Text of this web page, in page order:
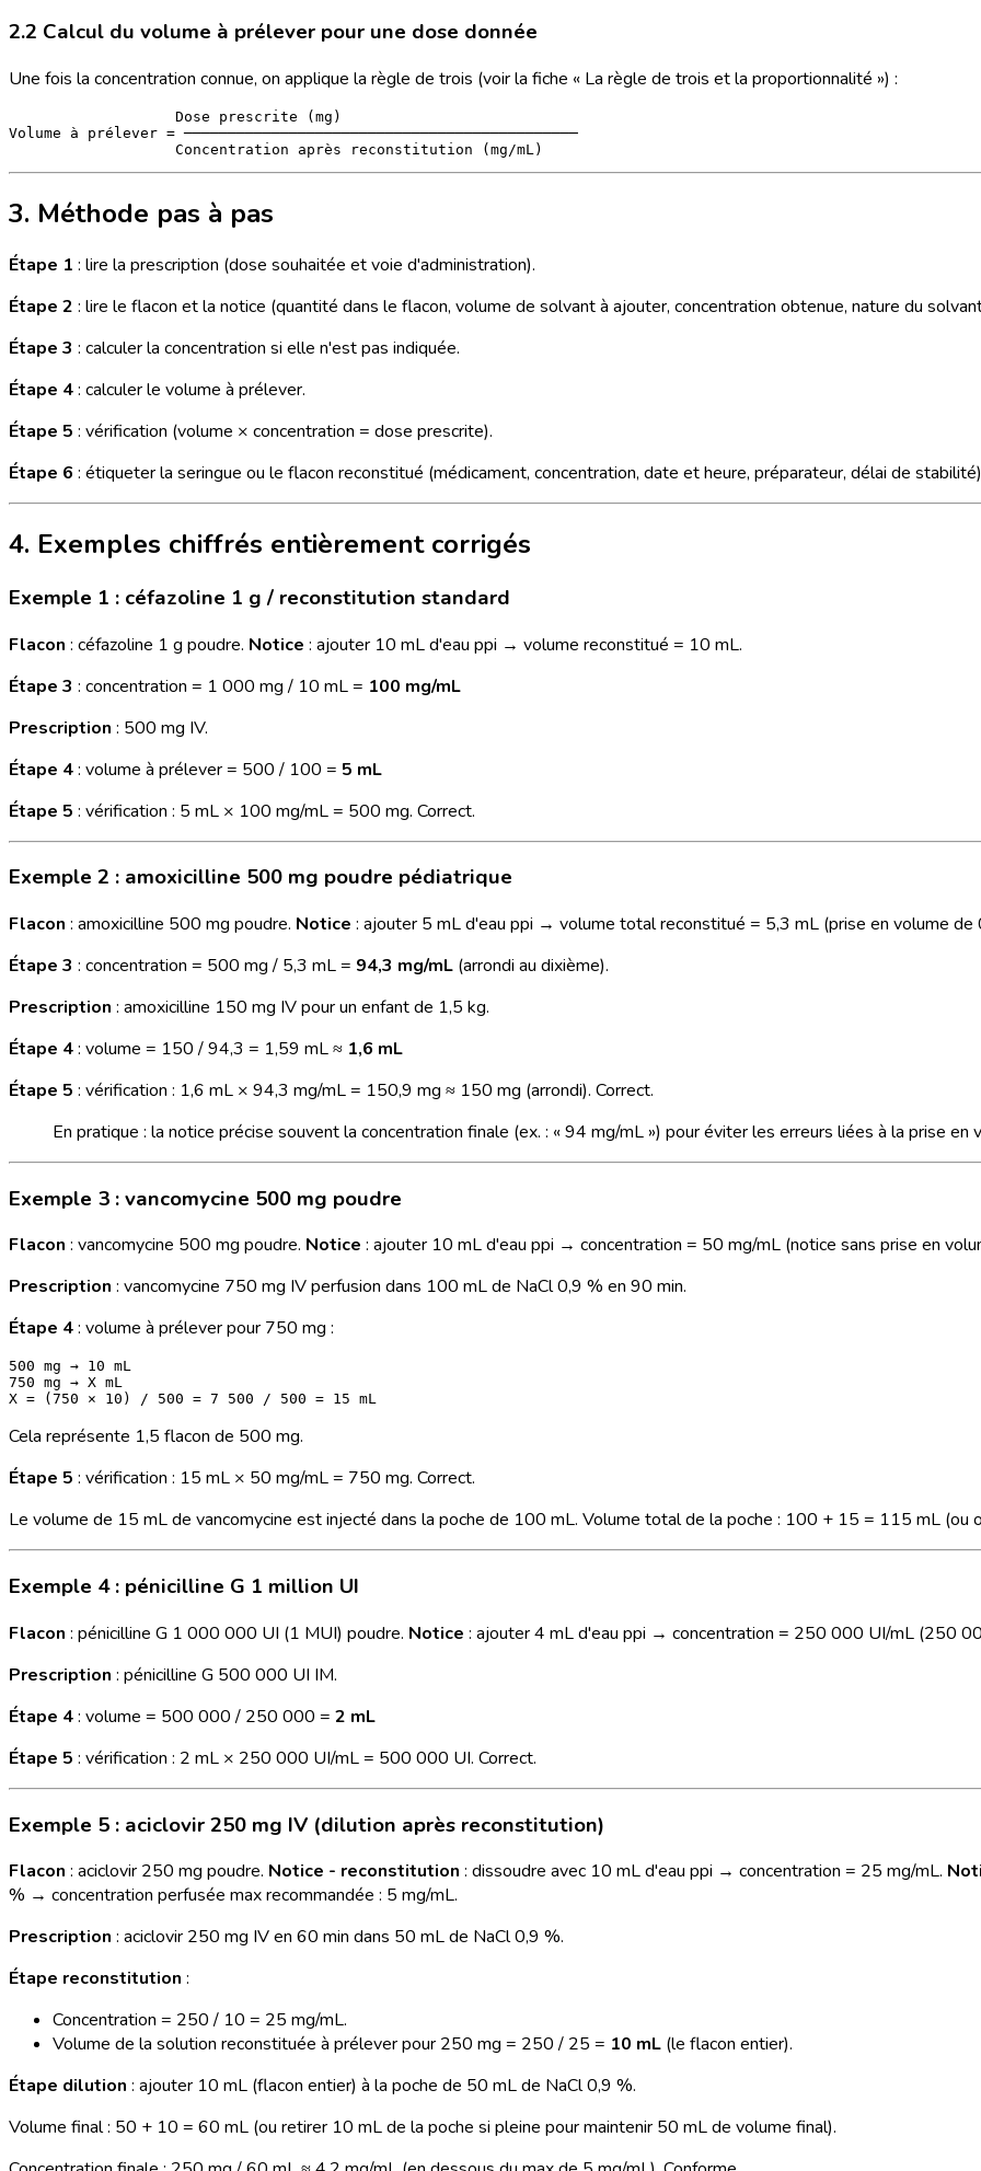
2.2 Calcul du volume à prélever pour une dose donnée
Une fois la concentration connue, on applique la règle de trois (voir la fiche « La règle de trois et la proportionnalité ») :
                   Dose prescrite (mg)
Volume à prélever = ─────────────────────────────────────────────
3. Méthode pas à pas
Étape 1 : lire la prescription (dose souhaitée et voie d'administration).
Étape 2 : lire le flacon et la notice (quantité dans le flacon, volume de solvant à ajouter, concentration obtenue, nature du
Étape 3 : calculer la concentration si elle n'est pas indiquée.
Étape 4: calculer le volume à prélever.
Étape 5 : vérification (volume × concentration = dose prescrite).
Étape 6 : étiqueter la seringue ou le flacon reconstitué (médicament, concentration, date et heure, préparateur, délai de
4. Exemples chiffrés entièrement corrigés
Exemple 1 : céfazoline 1 g / reconstitution standard
Flacon : céfazoline 1 g poudre. Notice : ajouter 10 mL d'eau ppi → volume reconstitué = 10 mL.
Étape 3 : concentration = 1 000 mg / 10 mL = 100 mg/mL
Prescription : 500 mg IV.
Étape 4: volume à prélever = 500 / 100 = 5 mL
Étape 5 : vérification : 5 mL × 100 mg/mL = 500 mg. Correct.
Exemple 2 : amoxicilline 500 mg poudre pédiatrique
Flacon : amoxicilline 500 mg poudre. Notice : ajouter 5 mL d'eau ppi → volume total reconstitué = 5,3 mL (prise en volume de
Étape 3 : concentration = 500 mg / 5,3 mL = 94,3 mg/mL (arrondi au dixième).
Prescription : amoxicilline 150 mg IV pour un enfant de 1,5 kg.
Étape 4: volume = 150 / 94,3 = 1,59 mL ≈ 1,6 mL
Étape 5 : vérification : 1,6 mL × 94,3 mg/mL = 150,9 mg ≈ 150 mg (arrondi). Correct.
En pratique : la notice précise souvent la concentration finale (ex. : « 94 mg/mL ») pour éviter les erreurs liées à la prise
Exemple 3 : vancomycine 500 mg poudre
Flacon : vancomycine 500 mg poudre. Notice : ajouter 10 mL d'eau ppi → concentration = 50 mg/mL (notice sans prise en
Prescription : vancomycine 750 mg IV perfusion dans 100 mL de NaCl 0,9 % en 90 min.
Étape 4: volume à prélever pour 750 mg :
500 mg → 10 mL
750 mg → X mL
Cela représente 1,5 flacon de 500 mg.
Étape 5 : vérification : 15 mL × 50 mg/mL = 750 mg. Correct.
Le volume de 15 mL de vancomycine est injecté dans la poche de 100 mL. Volume total de la poche : 100 + 15 = 115 mL (ou
Exemple 4 : pénicilline G 1 million UI
Flacon : pénicilline G 1 000 000 UI (1 MUI) poudre. Notice : ajouter 4 mL d'eau ppi → concentration = 250 000 UI/mL (250
Prescription : pénicilline G 500 000 UI IM.
Étape 4: volume = 500 000 / 250 000 = 2 mL
Étape 5 : vérification : 2 mL × 250 000 UI/mL = 500 000 UI. Correct.
Exemple 5 : aciclovir 250 mg IV (dilution après reconstitution)
Flacon : aciclovir 250 mg poudre. Notice - reconstitution : dissoudre avec 10 mL d'eau ppi → concentration = 25 mg/mL.
% → concentration perfusée max recommandée : 5 mg/mL.
Prescription : aciclovir 250 mg IV en 60 min dans 50 mL de NaCl 0,9 %.
Étape reconstitution :
Concentration = 250 / 10 = 25 mg/mL.
Volume de la solution reconstituée à prélever pour 250 mg = 250 / 25 = 10 mL (le flacon entier).
Étape dilution : ajouter 10 mL (flacon entier) à la poche de 50 mL de NaCl 0,9 %.
Volume final : 50 + 10 = 60 mL (ou retirer 10 mL de la poche si pleine pour maintenir 50 mL de volume final).